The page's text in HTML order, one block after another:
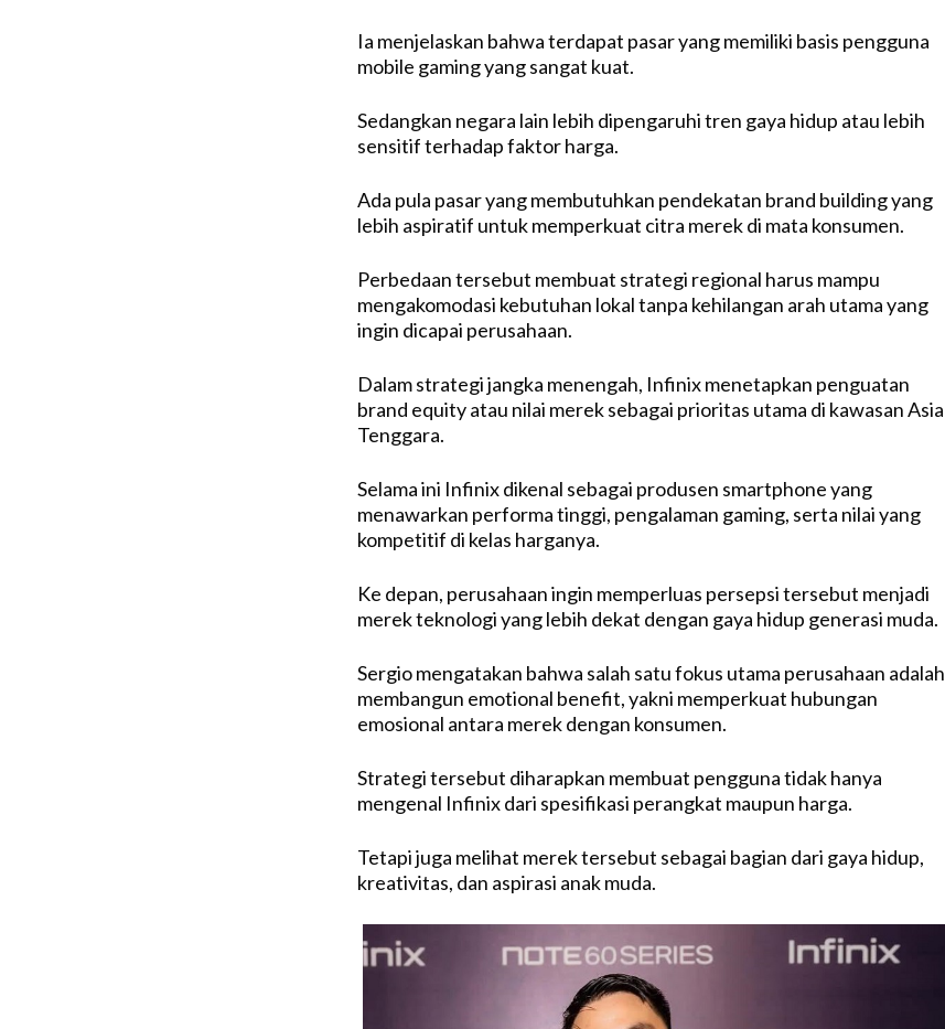
Ia menjelaskan bahwa terdapat pasar yang memiliki basis pengguna
mobile gaming yang sangat kuat.
Sedangkan negara lain lebih dipengaruhi tren gaya hidup atau lebih
sensitif terhadap faktor harga.
Ada pula pasar yang membutuhkan pendekatan brand building yang
lebih aspiratif untuk memperkuat citra merek di mata konsumen.
Perbedaan tersebut membuat strategi regional harus mampu
mengakomodasi kebutuhan lokal tanpa kehilangan arah utama yang
ingin dicapai perusahaan.
Dalam strategi jangka menengah, Infinix menetapkan penguatan
brand equity atau nilai merek sebagai prioritas utama di kawasan Asia
Tenggara.
Selama ini Infinix dikenal sebagai produsen smartphone yang
menawarkan performa tinggi, pengalaman gaming, serta nilai yang
kompetitif di kelas harganya.
Ke depan, perusahaan ingin memperluas persepsi tersebut menjadi
merek teknologi yang lebih dekat dengan gaya hidup generasi muda.
Sergio mengatakan bahwa salah satu fokus utama perusahaan adalah
membangun emotional benefit, yakni memperkuat hubungan
emosional antara merek dengan konsumen.
Strategi tersebut diharapkan membuat pengguna tidak hanya
mengenal Infinix dari spesifikasi perangkat maupun harga.
Tetapi juga melihat merek tersebut sebagai bagian dari gaya hidup,
kreativitas, dan aspirasi anak muda.